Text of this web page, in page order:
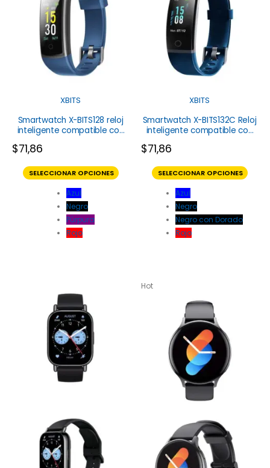
XBITS
Smartwatch X-BITS128 reloj
inteligente compatible con
$71,86
SELECCIONAR OPCIONES
Azul
Negro
Púrpura
Rojo
XBITS
Smartwatch X-BITS132C Reloj
inteligente compatible con
$71,86
SELECCIONAR OPCIONES
Azul
Negro
Negro con Dorado
Rojo
Hot